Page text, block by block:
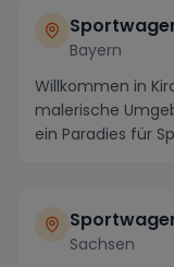
Bayern
Willkommen in
malerische
ein Paradies für
Sachsen